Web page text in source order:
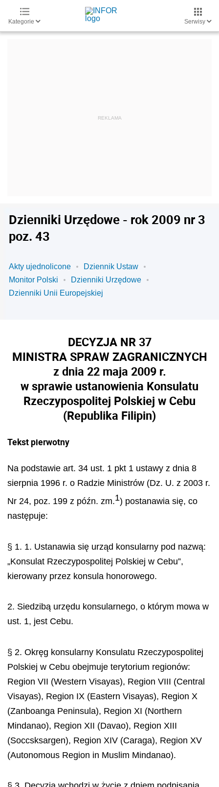
Kategorie Serwisy
Dzienniki Urzędowe - rok 2009 nr 3
poz. 43
Akty ujednolicone
Dziennik Ustaw
Monitor Polski
Dzienniki Urzędowe
Dzienniki Unii Europejskiej
DECYZJA NR 37
MINISTRA SPRAW ZAGRANICZNYCH
z dnia 22 maja 2009 r.
w sprawie ustanowienia Konsulatu
Rzeczypospolitej Polskiej w Cebu
(Republika Filipin)
Tekst pierwotny
Na podstawie art. 34 ust. 1 pkt 1 ustawy z dnia 8
sierpnia 1996 r. o Radzie Ministrów (Dz. U. z 2003 r.
Nr 24, poz. 199 z późn. zm.1) postanawia się, co
następuje:
§ 1. 1. Ustanawia się urząd konsularny pod nazwą:
„Konsulat Rzeczypospolitej Polskiej w Cebu”,
kierowany przez konsula honorowego.
2. Siedzibą urzędu konsularnego, o którym mowa w
ust. 1, jest Cebu.
§ 2. Okręg konsularny Konsulatu Rzeczypospolitej
Polskiej w Cebu obejmuje terytorium regionów:
Region VII (Western Visayas), Region VIII (Central
Visayas), Region IX (Eastern Visayas), Region X
(Zanboanga Peninsula), Region XI (Northern
Mindanao), Region XII (Davao), Region XIII
(Soccsksargen), Region XIV (Caraga), Region XV
(Autonomous Region in Muslim Mindanao).